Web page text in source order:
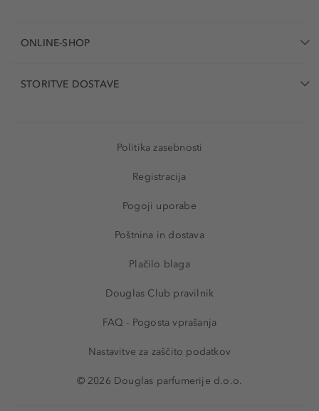
ONLINE-SHOP
STORITVE DOSTAVE
Politika zasebnosti
Registracija
Pogoji uporabe
Poštnina in dostava
Plačilo blaga
Douglas Club pravilnik
FAQ - Pogosta vprašanja
Nastavitve za zaščito podatkov
© 2026 Douglas parfumerije d.o.o.